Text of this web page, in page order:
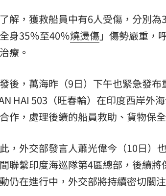
解，獲救船員中有6人受傷，分別
全身35％至40％燒燙傷」傷勢嚴重，
療。
後，萬海昨（9日）下午也緊急發
HAI 503（旺春輪）在印度西岸外
作，處理後續的船員救助、貨物保
，外交部發言人蕭光偉今（10日）
聯繫印度海巡隊第4區總部，後續
仍在進行中，外交部將持續密切關